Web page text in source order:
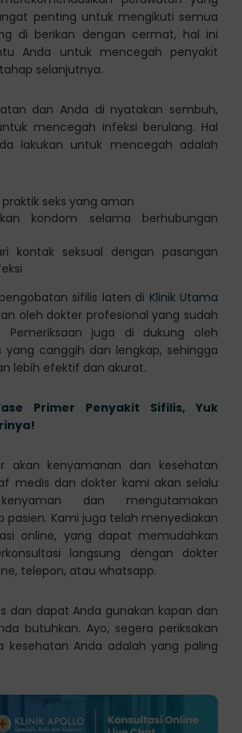
penting untuk mengikuti semua
di berikan dengan cermat, hal ini
Anda untuk mencegah penyakit
selanjutnya.
dan Anda di nyatakan sembuh,
mencegah infeksi berulang. Hal
lakukan untuk mencegah adalah
seks yang aman
kondom selama berhubungan
kontak seksual dengan pasangan
sifilis laten di Klinik Utama
oleh dokter profesional yang sudah
Pemeriksaan juga di dukung oleh
yang canggih dan lengkap, sehingga
lebih efektif dan akurat.
Primer Penyakit Sifilis, Yuk
akan kenyamanan dan kesehatan
medis dan dokter kami akan selalu
dan mengutamakan
pasien. Kami juga telah menyediakan
online, yang dapat memudahkan
langsung dengan dokter
telepon, atau whatsapp.
dan dapat Anda gunakan kapan dan
butuhkan. Ayo, segera periksakan
kesehatan Anda adalah yang paling